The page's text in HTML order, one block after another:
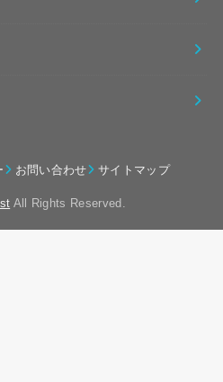
お問い合わせ サイトマップ
All Rights Reserved.